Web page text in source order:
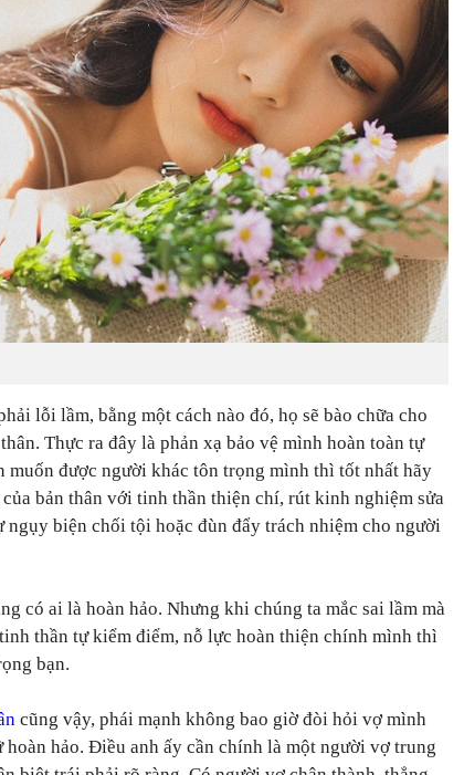
lỗi lầm, bằng một cách nào đó, họ sẽ bào chữa cho
Thực ra đây là phản xạ bảo vệ mình hoàn toàn tự
muốn được người khác tôn trọng mình thì tốt nhất hãy
bản thân với tinh thần thiện chí, rút kinh nghiệm sửa
biện chối tội hoặc đùn đẩy trách nhiệm cho người
có ai là hoàn hảo. Nhưng khi chúng ta mắc sai lầm mà
thần tự kiểm điểm, nỗ lực hoàn thiện chính mình thì
bạn.
cũng vậy, phái mạnh không bao giờ đòi hỏi vợ mình
hảo. Điều anh ấy cần chính là một người vợ trung